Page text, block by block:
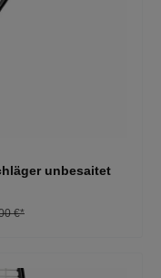
unbesaitet
€*